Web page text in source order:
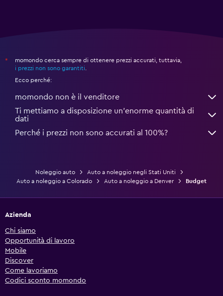
*
momondo cerca sempre di ottenere prezzi accurati, tuttavia,
i prezzi non sono garantiti.
Ecco perché:
momondo non è il venditore
Ti mettiamo a disposizione un’enorme quantità di
dati
Perché i prezzi non sono accurati al 100%?
Noleggio auto
Auto a noleggio negli Stati Uniti
Auto a noleggio a Colorado
Auto a noleggio a Denver Budget
Azienda
Chi siamo
Opportunità di lavoro
Mobile
Discover
Come lavoriamo
Codici sconto momondo